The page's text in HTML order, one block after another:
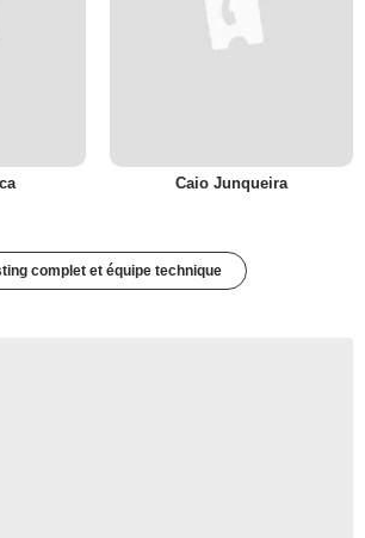
Caio Junqueira
complet et équipe technique